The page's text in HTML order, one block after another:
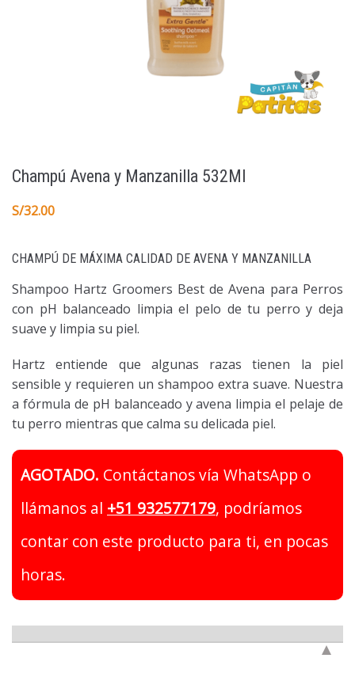
Champú Avena y Manzanilla 532Ml
S/32.00
CHAMPÚ DE MÁXIMA CALIDAD DE AVENA Y MANZANILLA
Shampoo Hartz Groomers Best de Avena para Perros
con pH balanceado limpia el pelo de tu perro y deja
suave y limpia su piel.
Hartz entiende que algunas razas tienen la piel
sensible y requieren un shampoo extra suave. Nuestra
a fórmula de pH balanceado y avena limpia el pelaje de
tu perro mientras que calma su delicada piel.
AGOTADO. Contáctanos vía WhatsApp o
llámanos al +51 932577179, podríamos
contar con este producto para ti, en pocas
horas.